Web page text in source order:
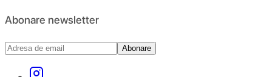
Abonare newsletter
Abonare